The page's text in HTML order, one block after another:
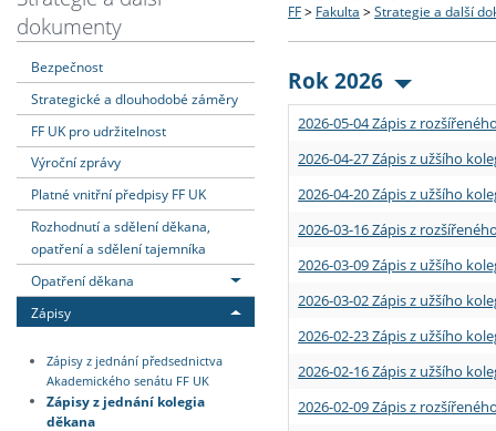
Dozvědět se více Strategie a další
Podpora a benefity pro
Absolventi fakulty
Podat přihlášku Učitelské studijní
Informace k průběhu
Dozvědět se více Doktorské studium
Rigorózní řízení
Dozvědět se více Akademické kvalifikace
Granty a projekty
Dozvědět se více Vyjíždějící studenti
Přijíždějící studenti
Vyjíždějící zaměstnanci
dokumenty
Bezpečnost
Strategické a dlouhodobé záměry
FF UK pro udržitelnost
Výroční zprávy
Platné vnitřní předpisy FF UK
Rozhodnutí a sdělení děkana,
opatření a sdělení tajemníka
Opatření děkana
Zápisy
Zápisy z jednání předsednictva
Akademického senátu FF UK
Zápisy z jednání kolegia
děkana
FF > Fakulta > Strategie a další
Rok 2026
2026-05-04 Zápis z
2026-04-27 Zápis z užšího
2026-04-20 Zápis z užšího
2026-03-16 Zápis z
2026-03-09 Zápis z užšího
2026-03-02 Zápis z užšího
2026-02-23 Zápis z užšího
2026-02-16 Zápis z užšího
2026-02-09 Zápis z